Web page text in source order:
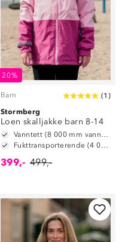
20%
Barn (1 )
Stormberg
Loen skalljakke barn 8-14
Vanntett (8 000 mm vannsøyle)
Fukttransporterende (4 000 g/ m2/ 24t)
399,- 499,-